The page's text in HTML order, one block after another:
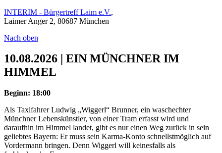
INTERIM - Bürgertreff Laim e.V.,
Laimer Anger 2, 80687 München
Nach oben
10.08.2026 | EIN MÜNCHNER IM
HIMMEL
Beginn: 18:00
Als Taxifahrer Ludwig „Wiggerl“ Brunner, ein waschechter
Münchner Lebenskünstler, von einer Tram erfasst wird und
daraufhin im Himmel landet, gibt es nur einen Weg zurück in sein
geliebtes Bayern: Er muss sein Karma-Konto schnellstmöglich auf
Vordermann bringen. Denn Wiggerl will keinesfalls als